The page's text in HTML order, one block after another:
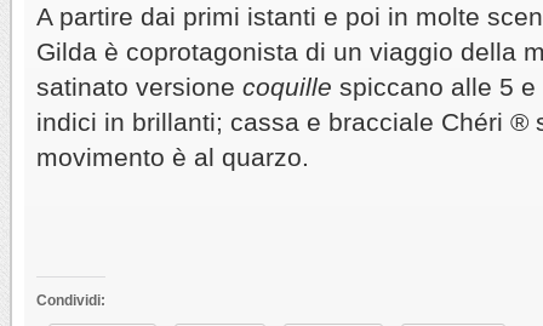
A partire dai primi istanti e poi in molte
Gilda è coprotagonista di un viaggio della
satinato versione coquille spiccano alle 5
indici in brillanti; cassa e bracciale Chéri ®
movimento è al quarzo.
Condividi: